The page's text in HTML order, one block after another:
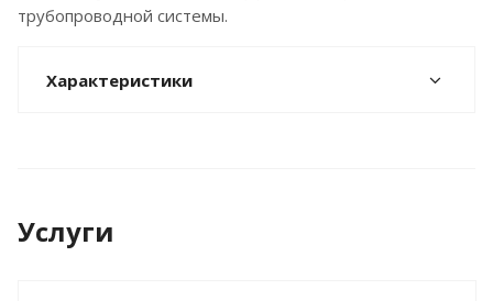
трубопроводной системы.
Характеристики
Услуги